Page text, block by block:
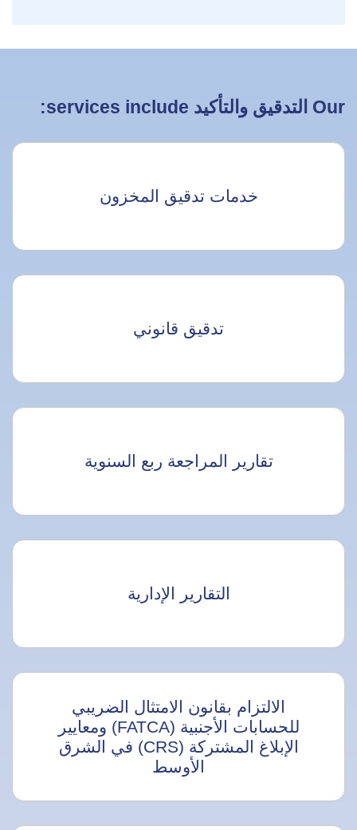
Our التدقيق والتأكيد services include:
خدمات تدقيق المخزون
تدقيق قانوني
تقارير المراجعة ربع السنوية
التقارير الإدارية
الالتزام بقانون الامتثال الضريبي
للحسابات الأجنبية (FATCA) ومعايير
الإبلاغ المشتركة (CRS) في الشرق
الأوسط